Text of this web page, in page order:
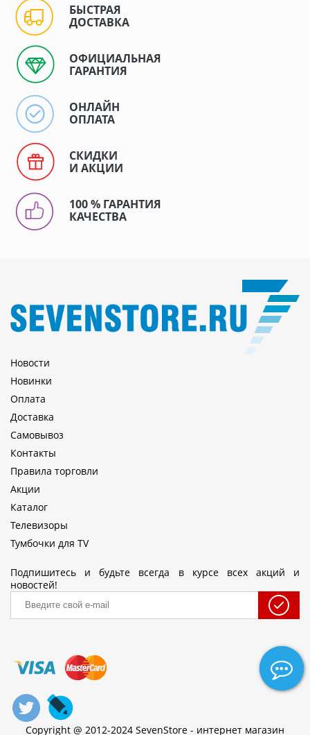
БЫСТРАЯ
ДОСТАВКА
ОФИЦИАЛЬНАЯ
ГАРАНТИЯ
ОНЛАЙН
ОПЛАТА
СКИДКИ
И АКЦИИ
100 % ГАРАНТИЯ
КАЧЕСТВА
Новости
Новинки
Оплата
Доставка
Самовывоз
Контакты
Правила торговли
Акции
Каталог
Телевизоры
Тумбочки для TV
Подпишитесь и будьте всегда в курсе всех акций и
новостей!
Copyright @ 2012-2024 SevenStore - интернет магазин